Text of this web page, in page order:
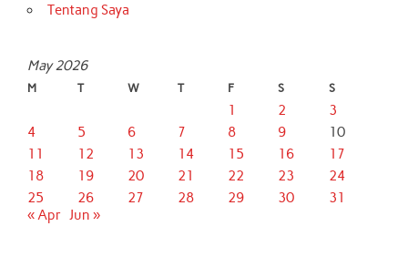
Tentang Saya
May 2026
M T W T F S S
1 2
3
4
5 6 7 8 9
10
11
12 13 14 15 16
17
18
19 20 21 22 23
24
25
26 27 28 29 30
31
« Apr Jun »